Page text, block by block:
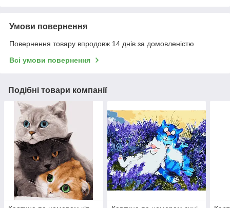
Умови повернення
Повернення товару впродовж 14 днів за домовленістю
Всі умови повернення
Подібні товари компанії